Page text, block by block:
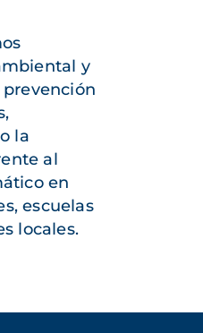
y
la
al
en
escuelas
locales.